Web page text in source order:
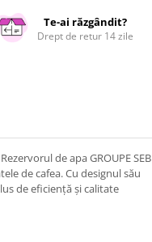
Te-ai răzgândit?
Drept de retur 14 zile
de apa GROUPE SEB
de cafea. Cu designul său
de eficiență și calitate